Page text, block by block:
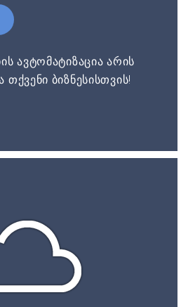
ავტომატიზაცია არის
ბიზნესისთვის!